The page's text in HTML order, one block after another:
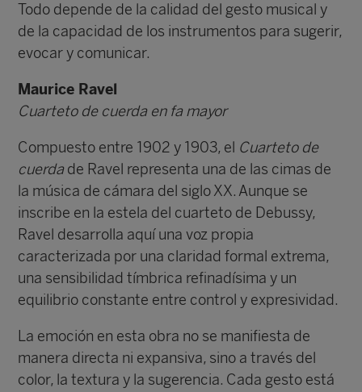
Todo depende de la calidad del gesto musical y
de la capacidad de los instrumentos para sugerir,
evocar y comunicar.
Maurice Ravel
Cuarteto de cuerda en fa mayor
Compuesto entre 1902 y 1903, el Cuarteto de
cuerdade Ravel representa una de las cimas de
la música de cámara del siglo XX. Aunque se
inscribe en la estela del cuarteto de Debussy,
Ravel desarrolla aquí una voz propia
caracterizada por una claridad formal extrema,
una sensibilidad tímbrica refinadísima y un
equilibrio constante entre control y expresividad.
La emoción en esta obra no se manifiesta de
manera directa ni expansiva, sino a través del
color, la textura y la sugerencia. Cada gesto está